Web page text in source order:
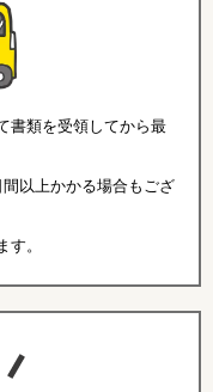
書類を受領してから最
以上かかる場合もござ
。